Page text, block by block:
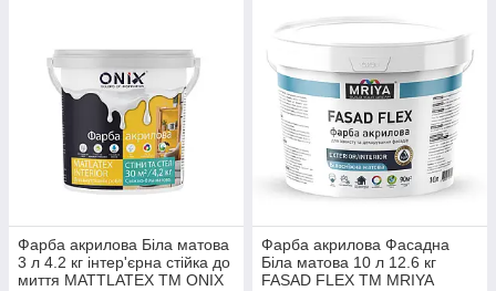
Фарба акрилова Біла матова
3 л 4.2 кг інтер'єрна стійка до
миття MATTLATEX ТМ ONIX
Фарба акрилова Фасадна
Біла матова 10 л 12.6 кг
FASAD FLEX ТМ MRIYA